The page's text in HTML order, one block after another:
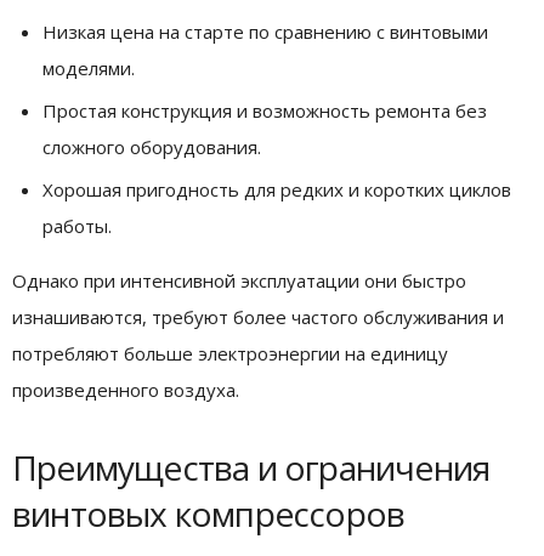
Низкая цена на старте по сравнению с винтовыми
моделями.
Простая конструкция и возможность ремонта без
сложного оборудования.
Хорошая пригодность для редких и коротких циклов
работы.
Однако при интенсивной эксплуатации они быстро
изнашиваются, требуют более частого обслуживания и
потребляют больше электроэнергии на единицу
произведенного воздуха.
Преимущества и ограничения
винтовых компрессоров